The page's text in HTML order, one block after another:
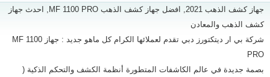
جهاز كشف الذهب 2021, افضل جهاز كشف الذهب MF 1100 PRO, احدث جهاز
كشف الذهب والمعادن
شركة بي ار ديتكتورز دبي تقدم لعملائها الكرام كل ماهو جديد : جهاز MF 1100
PRO
بصمة جديدة في عالم الكاشفات المتطورة أنظمة الكشف والتحكم الذكية (